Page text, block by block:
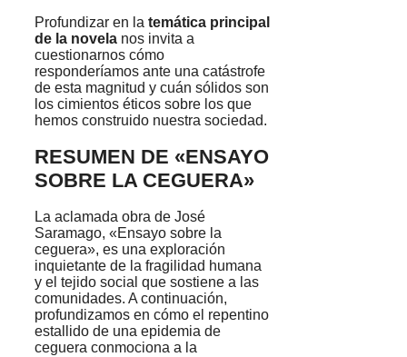
Profundizar en la temática principal
de la novela nos invita a
cuestionarnos cómo
responderíamos ante una catástrofe
de esta magnitud y cuán sólidos son
los cimientos éticos sobre los que
hemos construido nuestra sociedad.
RESUMEN DE «ENSAYO
SOBRE LA CEGUERA»
La aclamada obra de José
Saramago, «Ensayo sobre la
ceguera», es una exploración
inquietante de la fragilidad humana
y el tejido social que sostiene a las
comunidades. A continuación,
profundizamos en cómo el repentino
estallido de una epidemia de
ceguera conmociona a la